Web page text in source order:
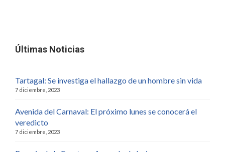
Últimas Noticias
Tartagal: Se investiga el hallazgo de un hombre sin vida
7 diciembre, 2023
Avenida del Carnaval: El próximo lunes se conocerá el
veredicto
7 diciembre, 2023